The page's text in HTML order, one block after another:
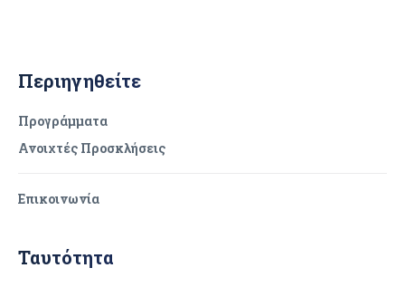
Περιηγηθείτε
Προγράμματα
Ανοιχτές Προσκλήσεις
Επικοινωνία
Ταυτότητα